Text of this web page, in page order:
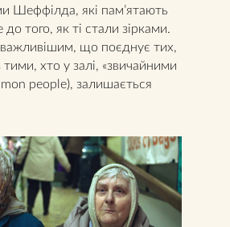
Шеффілда, які пам’ятають
того, як ті стали зірками.
що поєднує тих,
тими, хто у залі, «звичайними
people), залишається